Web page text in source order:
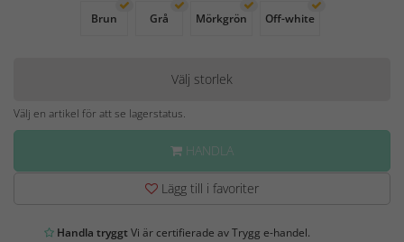
Brun
Grå Mörkgrön Off-white
Välj storlek
Välj en artikel för att se lagerstatus.
HANDLA
Lägg till i favoriter
Handla tryggtVi är certifierade av Trygg e-handel.